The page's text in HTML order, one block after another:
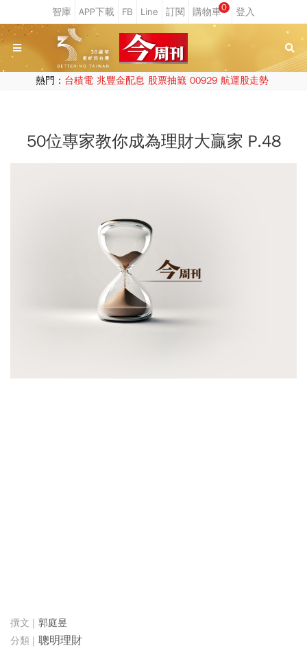
0
熱門： 台積電 兆豐金配息 股票抽籤 00929 航運股走勢
50位專家教你成為理財大贏家 P.48
郭庭昱
聰明理財